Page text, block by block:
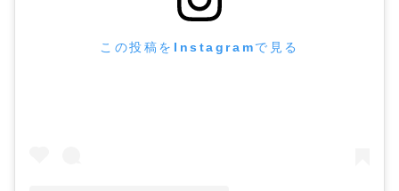
この投稿をInstagramで見る